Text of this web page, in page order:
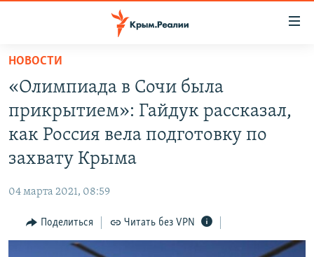
Вернуться
основному
содержанию
Вернутся
главной
Вернутся
поиску
ГРУЗ 200
КАРТА ВОЕННЫХ ОБЪЕКТОВ КРЫМА
ВОДА
ИНТЕРАКТИВ
ИНФОГРАФИКА
ТЕЛЕПРОЕКТ КРЫМ.РЕАЛИИ
РАДІО СВОБОДА
КАК ОБОЙТИ БЛОКИРОВКУ
НОВОСТИ
«Олимпиада в Сочи была
прикрытием»: Гайдук рассказал,
как Россия вела подготовку по
захвату Крыма
04 марта 2021, 08:59
Поделиться Читать без VPN